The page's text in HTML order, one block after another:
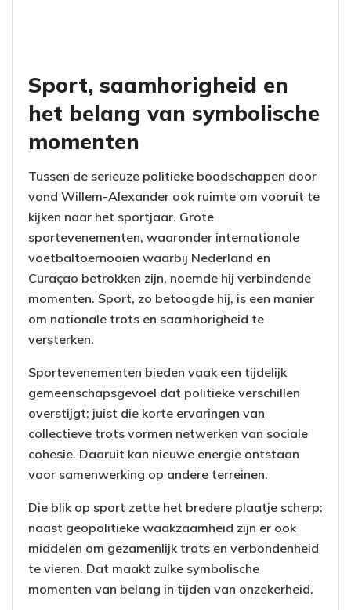
Sport, saamhorigheid en
het belang van symbolische
momenten
Tussen de serieuze politieke boodschappen door
vond Willem-Alexander ook ruimte om vooruit te
kijken naar het sportjaar. Grote
sportevenementen, waaronder internationale
voetbaltoernooien waarbij Nederland en
Curaçao betrokken zijn, noemde hij verbindende
momenten. Sport, zo betoogde hij, is een manier
om nationale trots en saamhorigheid te
versterken.
Sportevenementen bieden vaak een tijdelijk
gemeenschapsgevoel dat politieke verschillen
overstijgt; juist die korte ervaringen van
collectieve trots vormen netwerken van sociale
cohesie. Daaruit kan nieuwe energie ontstaan
voor samenwerking op andere terreinen.
Die blik op sport zette het bredere plaatje scherp:
naast geopolitieke waakzaamheid zijn er ook
middelen om gezamenlijk trots en verbondenheid
te vieren. Dat maakt zulke symbolische
momenten van belang in tijden van onzekerheid.